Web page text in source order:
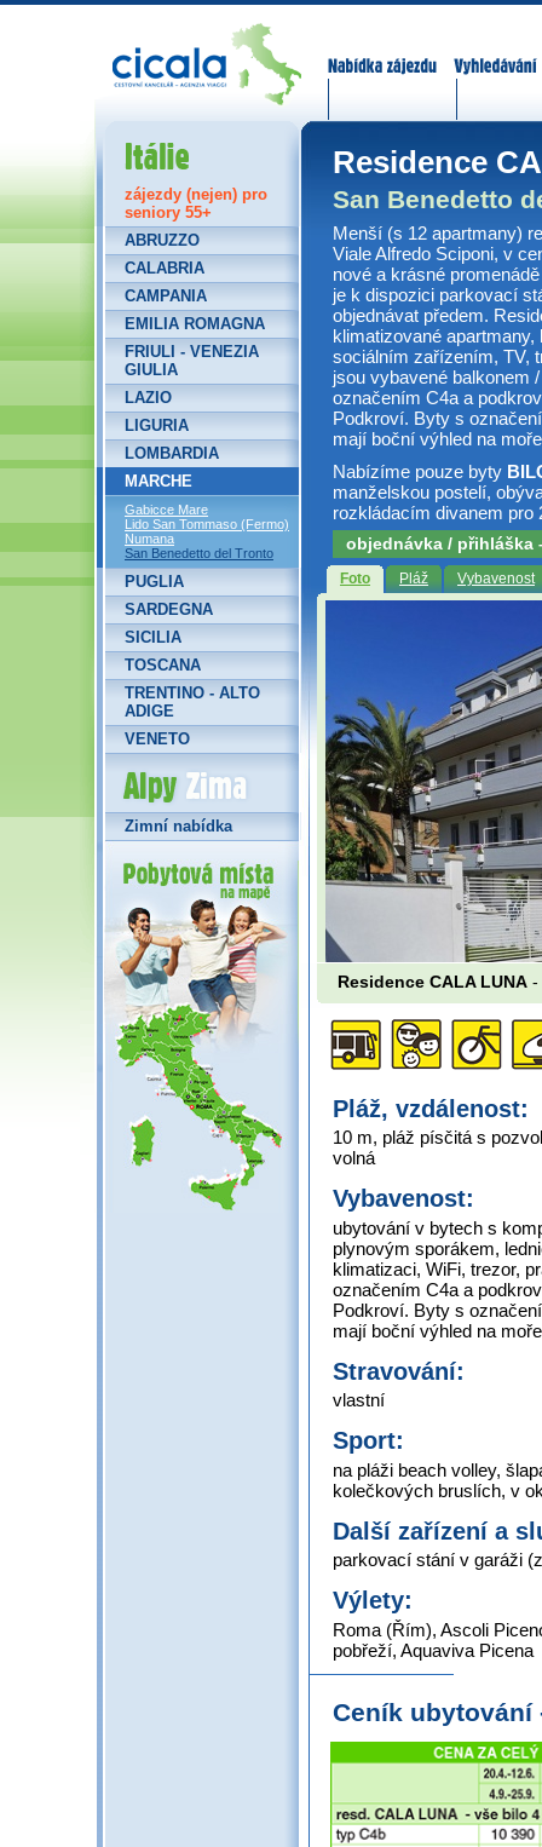
Residence
San Benedetto
Menší (s 12 apartmany)
Viale Alfredo Sciponi, v
nové a krásné
je k dispozici parkovací
objednávat předem.
klimatizované
sociálním zařízením, TV,
jsou vybavené balkonem
označením C4a a
Podkroví. Byty s
mají boční výhled na
Nabízíme pouze byty
manželskou postelí,
rozkládacím divanem pro
objednávka / přihláška
Foto Pláž Vybavenost
Residence CALA LUNA -
Pláž, vzdálenost:
10 m, pláž písčitá s
volná
Vybavenost:
ubytování v bytech s
plynovým sporákem,
klimatizaci, WiFi, trezor,
označením C4a a
Podkroví. Byty s
mají boční výhled na
Stravování:
vlastní
Sport:
na pláži beach volley,
kolečkových bruslích, v
Další zařízení a
parkovací stání v garáži
Výlety:
Roma (Řím), Ascoli
pobřeží, Aquaviva Picena
Ceník
Itálie
zájezdy (nejen) pro
seniory 55+
ABRUZZO
CALABRIA
CAMPANIA
EMILIA ROMAGNA
FRIULI - VENEZIA
GIULIA
LAZIO
LIGURIA
LOMBARDIA
MARCHE
Gabicce Mare
Lido San Tommaso (Fermo)
Numana
San Benedetto del Tronto
PUGLIA
SARDEGNA
SICILIA
TOSCANA
TRENTINO - ALTO
ADIGE
VENETO
Alpy Zima
Zimní nabídka